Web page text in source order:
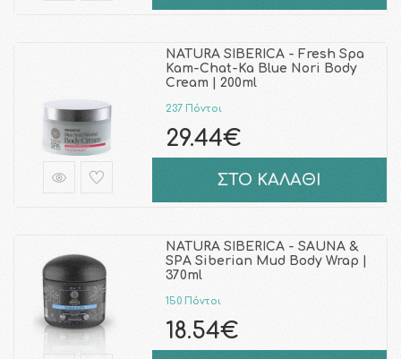
NATURA SIBERICA - Fresh Spa
Kam-Chat-Ka Blue Nori Body
Cream | 200ml
237 Πόντοι
29.44€
ΣΤΟ ΚΑΛΑΘΙ
NATURA SIBERICA - SAUNA &
SPA Siberian Mud Body Wrap |
370ml
150 Πόντοι
18.54€